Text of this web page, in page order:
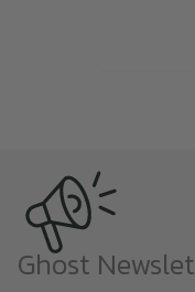
Ghost